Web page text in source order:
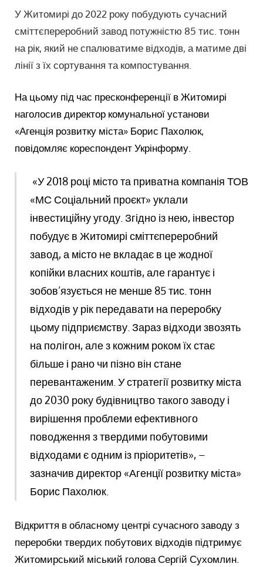
У Житомирі до 2022 року побудують сучасний
сміттєпереробний завод потужністю 85 тис. тонн
на рік, який не спалюватиме відходів, а матиме дві
лінії з їх сортування та компостування.
На цьому під час пресконференції в Житомирі
наголосив директор комунальної установи
«Агенція розвитку міста» Борис Пахолюк,
повідомляє кореспондент Укрінформу.
«У 2018 році місто та приватна компанія ТОВ
«МС Соціальний проєкт» уклали
інвестиційну угоду. Згідно із нею, інвестор
побудує в Житомирі сміттєпереробний
завод, а місто не вкладає в це жодної
копійки власних коштів, але гарантує і
зобов’язується не менше 85 тис. тонн
відходів у рік передавати на переробку
цьому підприємству. Зараз відходи звозять
на полігон, але з кожним роком їх стає
більше і рано чи пізно він стане
перевантаженим. У стратегії розвитку міста
до 2030 року будівництво такого заводу і
вирішення проблеми ефективного
поводження з твердими побутовими
відходами є одним із пріоритетів», –
зазначив директор «Агенції розвитку міста»
Борис Пахолюк.
Відкриття в обласному центрі сучасного заводу з
переробки твердих побутових відходів підтримує
Житомирський міський голова Сергій Сухомлин.